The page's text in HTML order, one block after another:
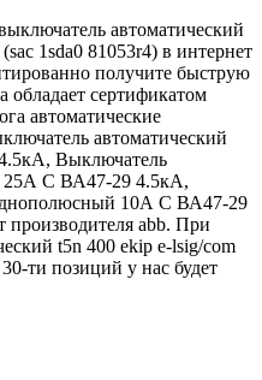
автоматический
1sda0 81053r4) в интернет
получите быструю
сертификатом
автоматические
автоматический
Выключатель
25А C ВА47-29 4.5кА,
10А C ВА47-29
abb. При
t5n 400 ekip e-lsig/com
ти позиций у нас будет